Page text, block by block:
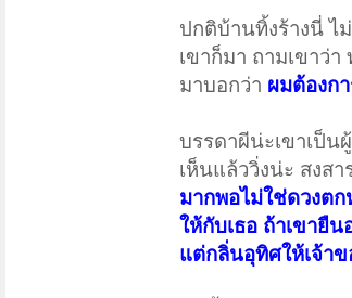
ปกติบ้านทิ้งร้างนี่ ไ
เขาก็มา ถามเขาว่
มาบอกว่า ผมต้องก
บรรดาผีน่ะเขาเป็
เห็นแล้ววิ่งน่ะ สงส
มากพอไม่ใช่ดวงต
ให้กับเธอ ถ้าเขายื
แต่กลิ่นอุทิศให้เจ้า